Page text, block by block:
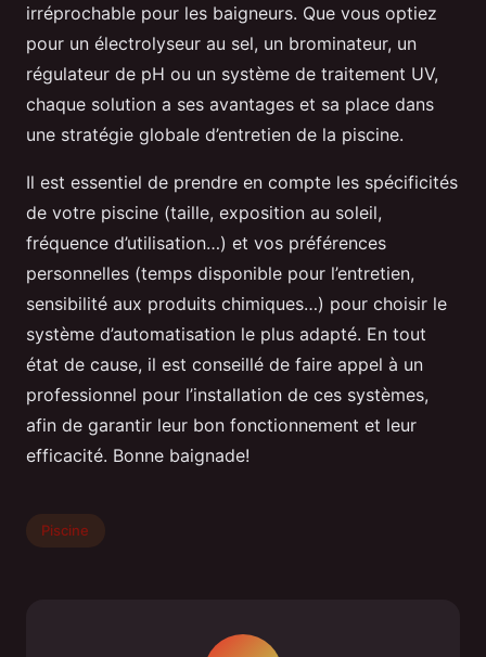
irréprochable pour les baigneurs. Que vous optiez
pour un électrolyseur au sel, un brominateur, un
régulateur de pH ou un système de traitement UV,
chaque solution a ses avantages et sa place dans
une stratégie globale d’entretien de la piscine.
Il est essentiel de prendre en compte les spécificités
de votre piscine (taille, exposition au soleil,
fréquence d’utilisation…) et vos préférences
personnelles (temps disponible pour l’entretien,
sensibilité aux produits chimiques…) pour choisir le
système d’automatisation le plus adapté. En tout
état de cause, il est conseillé de faire appel à un
professionnel pour l’installation de ces systèmes,
afin de garantir leur bon fonctionnement et leur
efficacité. Bonne baignade!
Piscine